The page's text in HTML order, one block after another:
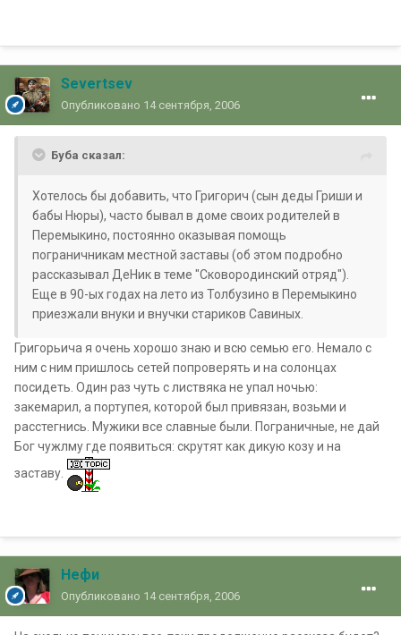
Severtsev
Опубликовано 14 сентября, 2006
Буба сказал:
Хотелось бы добавить, что Григорич (сын деды Гриши и
бабы Нюры), часто бывал в доме своих родителей в
Перемыкино, постоянно оказывая помощь
пограничникам местной заставы (об этом подробно
рассказывал ДеНик в теме "Сковородинский отряд").
Еще в 90-ых годах на лето из Толбузино в Перемыкино
приезжали внуки и внучки стариков Савиных.
Григорьича я очень хорошо знаю и всю семью его. Немало с
ним с ним пришлось сетей попроверять и на солонцах
посидеть. Один раз чуть с листвяка не упал ночью:
закемарил, а портупея, которой был привязан, возьми и
расстегнись. Мужики все славные были. Пограничные, не дай
Бог чужлму где появиться: скрутят как дикую козу и на
заставу.
Нефи
Опубликовано 14 сентября, 2006